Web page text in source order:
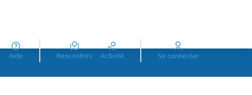
Aide Rencontres Activité Se connecter